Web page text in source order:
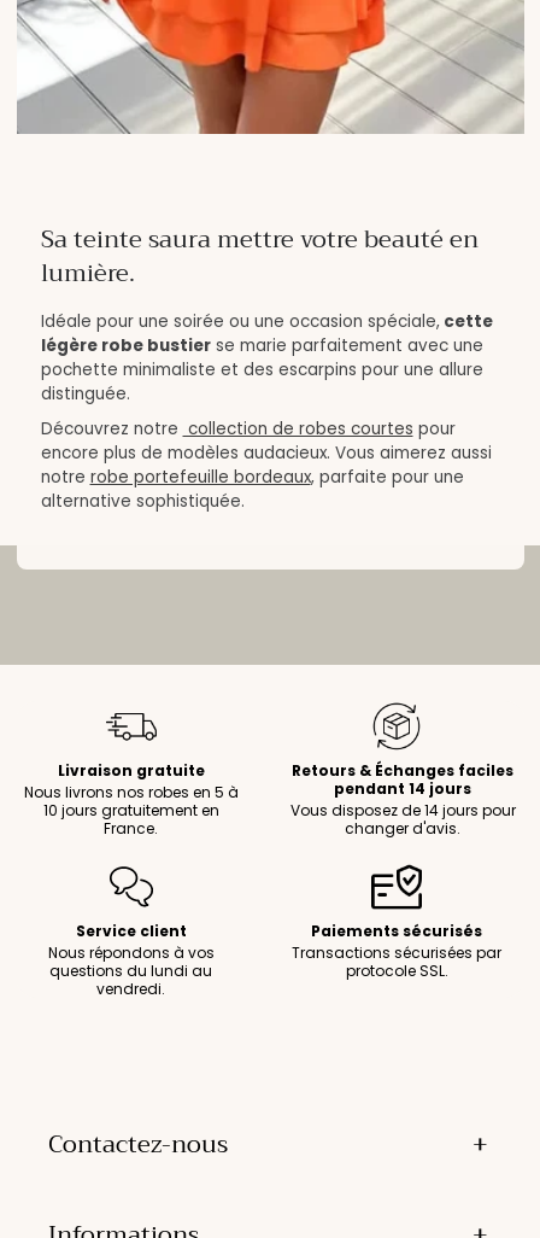
Sa teinte saura mettre votre beauté en
lumière.
Idéale pour une soirée ou une occasion spéciale,cette
légère robe bustierse marie parfaitement avec une
pochette minimaliste et des escarpins pour une allure
distinguée.
Découvrez notre collection de robes courtes pour
encore plus de modèles audacieux. Vous aimerez aussi
notre robe portefeuille bordeaux, parfaite pour une
alternative sophistiquée.
Livraison gratuite
Nous livrons nos robes en 5 à
10 jours gratuitement en
France.
Retours & Échanges faciles
pendant 14 jours
Vous disposez de 14 jours pour
changer d'avis.
Service client
Nous répondons à vos
questions du lundi au
vendredi.
Paiements sécurisés
Transactions sécurisées par
protocole SSL.
Contactez-nous